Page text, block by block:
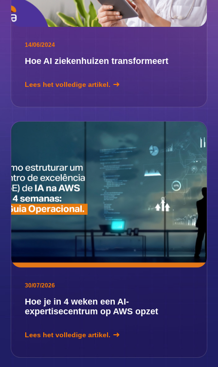
14/06/2024
Hoe AI ziekenhuizen transformeert
Lees het volledige artikel.
30/07/2026
Hoe je in 4 weken een AI-
expertisecentrum op AWS opzet
Lees het volledige artikel.